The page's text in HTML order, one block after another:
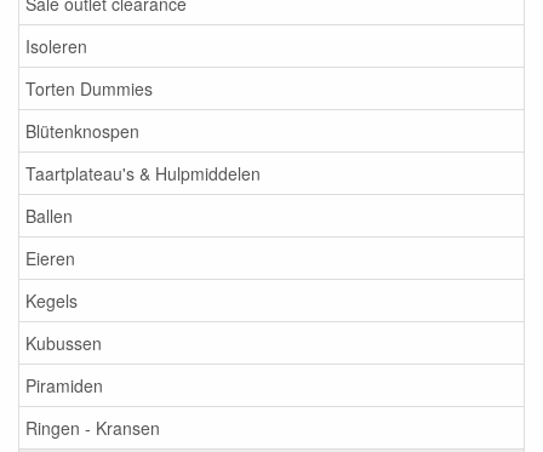
Isoleren
Torten Dummies
Blütenknospen
Taartplateau's & Hulpmiddelen
Ballen
Eieren
Kegels
Kubussen
Piramiden
Ringen - Kransen